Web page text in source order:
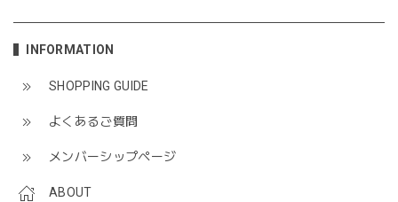
INFORMATION
SHOPPING GUIDE
よくあるご質問
メンバーシップページ
ABOUT